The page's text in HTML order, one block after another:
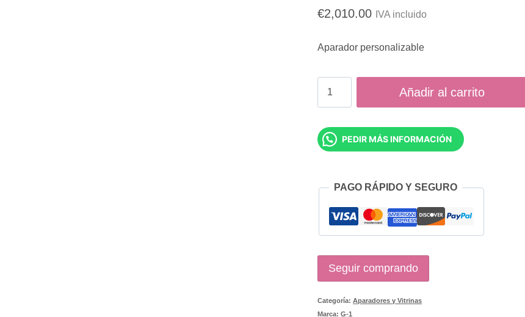
€2,010.00 IVA incluido
Aparador personalizable
Aparador
Brooklyn
cantidad
Añadir al carrito
PEDIR MÁS INFORMACIÓN
PAGO RÁPIDO Y SEGURO
Seguir comprando
Categoría:Aparadores y Vitrinas
Marca:G-1